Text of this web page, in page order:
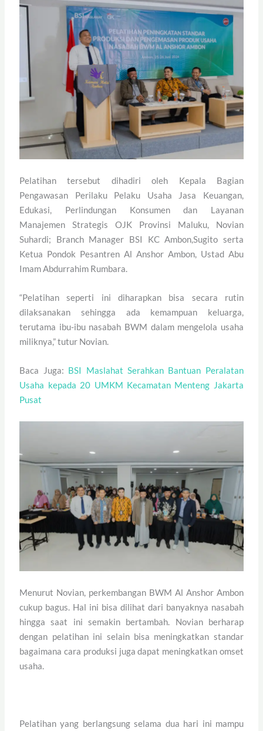
Pelatihan tersebut dihadiri oleh Kepala Bagian
Pengawasan Perilaku Pelaku Usaha Jasa Keuangan,
Edukasi, Perlindungan Konsumen dan Layanan
Manajemen Strategis OJK Provinsi Maluku, Novian
Suhardi; Branch Manager BSI KC Ambon,Sugito serta
Ketua Pondok Pesantren Al Anshor Ambon, Ustad Abu
Imam Abdurrahim Rumbara.
“Pelatihan seperti ini diharapkan bisa secara rutin
dilaksanakan sehingga ada kemampuan keluarga,
terutama ibu-ibu nasabah BWM dalam mengelola usaha
miliknya,” tutur Novian.
Baca Juga: BSI Maslahat Serahkan Bantuan Peralatan
Usaha kepada 20 UMKM Kecamatan Menteng Jakarta
Pusat
Menurut Novian, perkembangan BWM Al Anshor Ambon
cukup bagus. Hal ini bisa dilihat dari banyaknya nasabah
hingga saat ini semakin bertambah. Novian berharap
dengan pelatihan ini selain bisa meningkatkan standar
bagaimana cara produksi juga dapat meningkatkan omset
usaha.
Pelatihan yang berlangsung selama dua hari ini mampu